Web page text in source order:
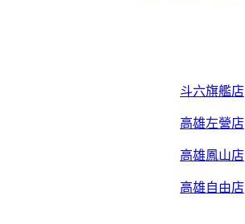
斗六旗艦店
高雄左營店
高雄鳳山店
高雄自由店